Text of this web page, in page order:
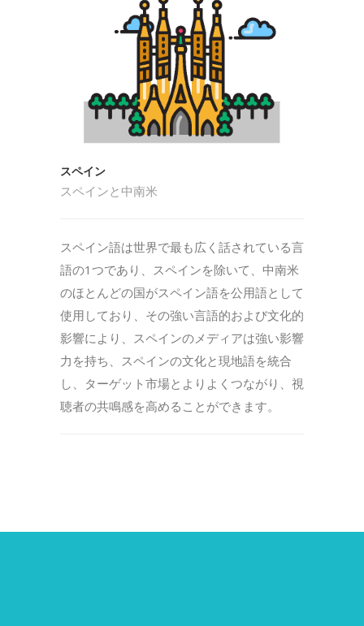
スペイン
スペインと中南米
スペイン語は世界で最も広く話されている言
語の1つであり、スペインを除いて、中南米
のほとんどの国がスペイン語を公用語として
使用しており、その強い言語的および文化的
影響により、スペインのメディアは強い影響
力を持ち、スペインの文化と現地語を統合
し、ターゲット市場とよりよくつながり、視
聴者の共鳴感を高めることができます。